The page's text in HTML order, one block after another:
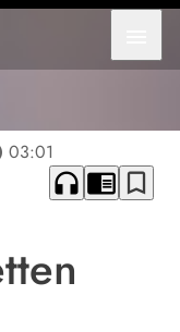
03:01
headphones chrome_reader_mode bookmark_border